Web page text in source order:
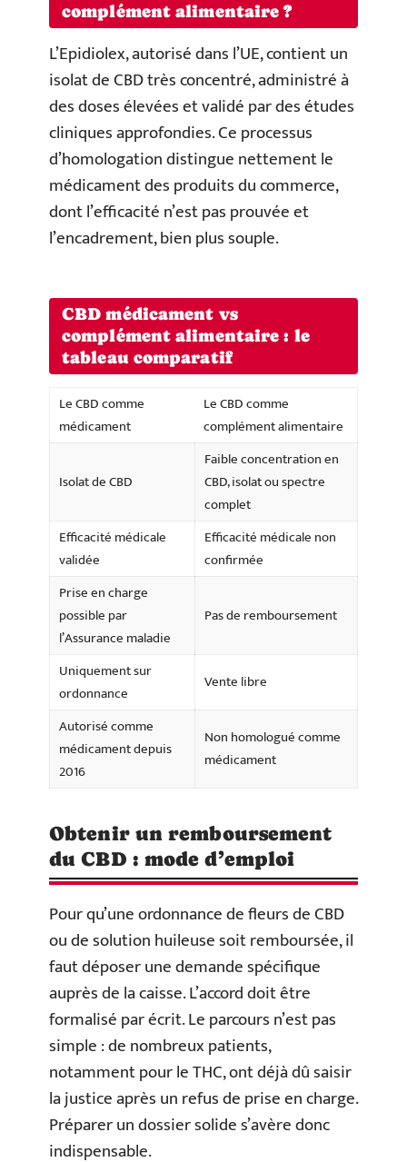
complément alimentaire ?
L’Epidiolex, autorisé dans l’UE, contient un
isolat de CBD très concentré, administré à
des doses élevées et validé par des études
cliniques approfondies. Ce processus
d’homologation distingue nettement le
médicament des produits du commerce,
dont l’efficacité n’est pas prouvée et
l’encadrement, bien plus souple.
CBD médicament vs
complément alimentaire : le
tableau comparatif
Le CBD comme
médicament
Le CBD comme
complément alimentaire
Isolat de CBD
Faible concentration en
CBD, isolat ou spectre
complet
Efficacité médicale
validée
Efficacité médicale non
confirmée
Prise en charge
possible par
l’Assurance maladie
Pas de remboursement
Uniquement sur
ordonnance
Vente libre
Autorisé comme
médicament depuis
2016
Non homologué comme
médicament
Obtenir un remboursement
du CBD : mode d’emploi
Pour qu’une ordonnance de fleurs de CBD
ou de solution huileuse soit remboursée, il
faut déposer une demande spécifique
auprès de la caisse. L’accord doit être
formalisé par écrit. Le parcours n’est pas
simple : de nombreux patients,
notamment pour le THC, ont déjà dû saisir
la justice après un refus de prise en charge.
Préparer un dossier solide s’avère donc
indispensable.